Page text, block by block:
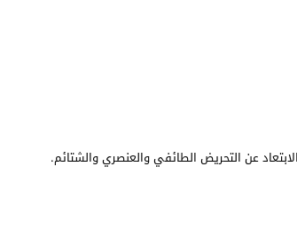
عن التحريض الطائفي والعنصري والشتائم.